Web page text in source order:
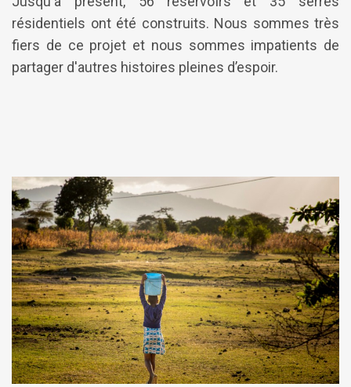
résidentiels ont été construits. Nous sommes très
fiers de ce projet et nous sommes impatients de
partager d'autres histoires pleines d’espoir.